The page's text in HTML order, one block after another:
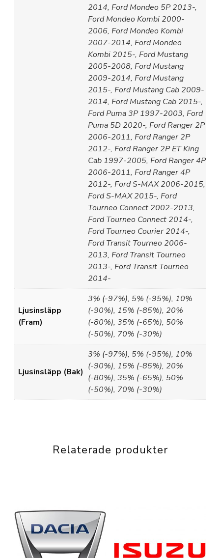
2014, Ford Mondeo 5P 2013-,
Ford Mondeo Kombi 2000-
2006, Ford Mondeo Kombi
2007-2014, Ford Mondeo
Kombi 2015-, Ford Mustang
2005-2008, Ford Mustang
2009-2014, Ford Mustang
2015-, Ford Mustang Cab 2009-
2014, Ford Mustang Cab 2015-,
Ford Puma 3P 1997-2003, Ford
Puma 5D 2020-, Ford Ranger 2P
2006-2011, Ford Ranger 2P
2012-, Ford Ranger 2P ET King
Cab 1997-2005, Ford Ranger 4P
2006-2011, Ford Ranger 4P
2012-, Ford S-MAX 2006-2015,
Ford S-MAX 2015-, Ford
Tourneo Connect 2002-2013,
Ford Tourneo Connect 2014-,
Ford Tourneo Courier 2014-,
Ford Transit Tourneo 2006-
2013, Ford Transit Tourneo
2013-, Ford Transit Tourneo
2014-
Ljusinsläpp
(Fram)
3% (-97%), 5% (-95%), 10%
(-90%), 15% (-85%), 20%
(-80%), 35% (-65%), 50%
(-50%), 70% (-30%)
Ljusinsläpp (Bak)
3% (-97%), 5% (-95%), 10%
(-90%), 15% (-85%), 20%
(-80%), 35% (-65%), 50%
(-50%), 70% (-30%)
Relaterade produkter